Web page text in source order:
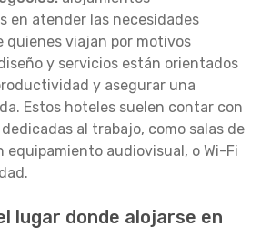
en atender las necesidades
quienes viajan por motivos
y servicios están orientados
y asegurar una
Estos hoteles suelen contar con
al trabajo, como salas de
equipamiento audiovisual, o Wi-Fi
lugar donde alojarse en